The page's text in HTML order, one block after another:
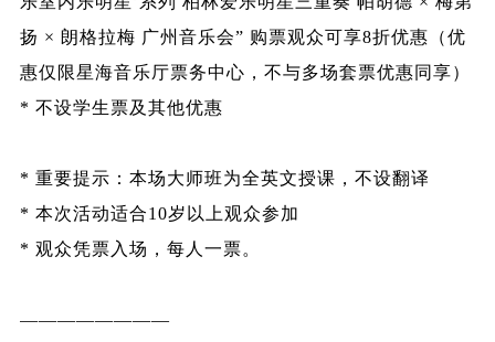
扬 × 朗格拉梅 广州音乐会” 购票观众可享8折优惠（优
惠仅限星海音乐厅票务中心，不与多场套票优惠同享）
* 不设学生票及其他优惠
* 重要提示：本场大师班为全英文授课，不设翻译
* 本次活动适合10岁以上观众参加
* 观众凭票入场，每人一票。
————————